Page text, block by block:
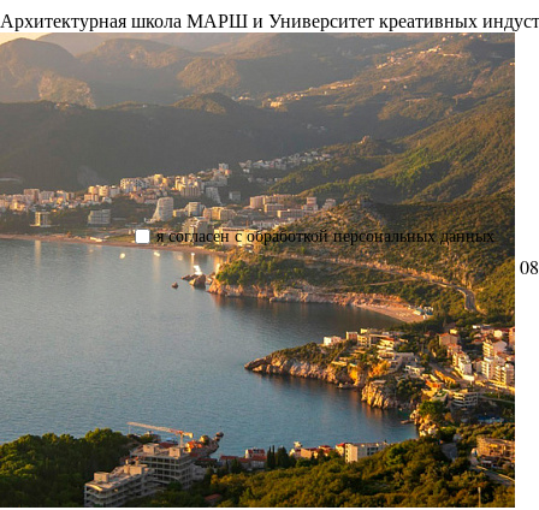
я согласен с обработкой персональных данных
Архитектурная школа МАРШ и Университет креативных